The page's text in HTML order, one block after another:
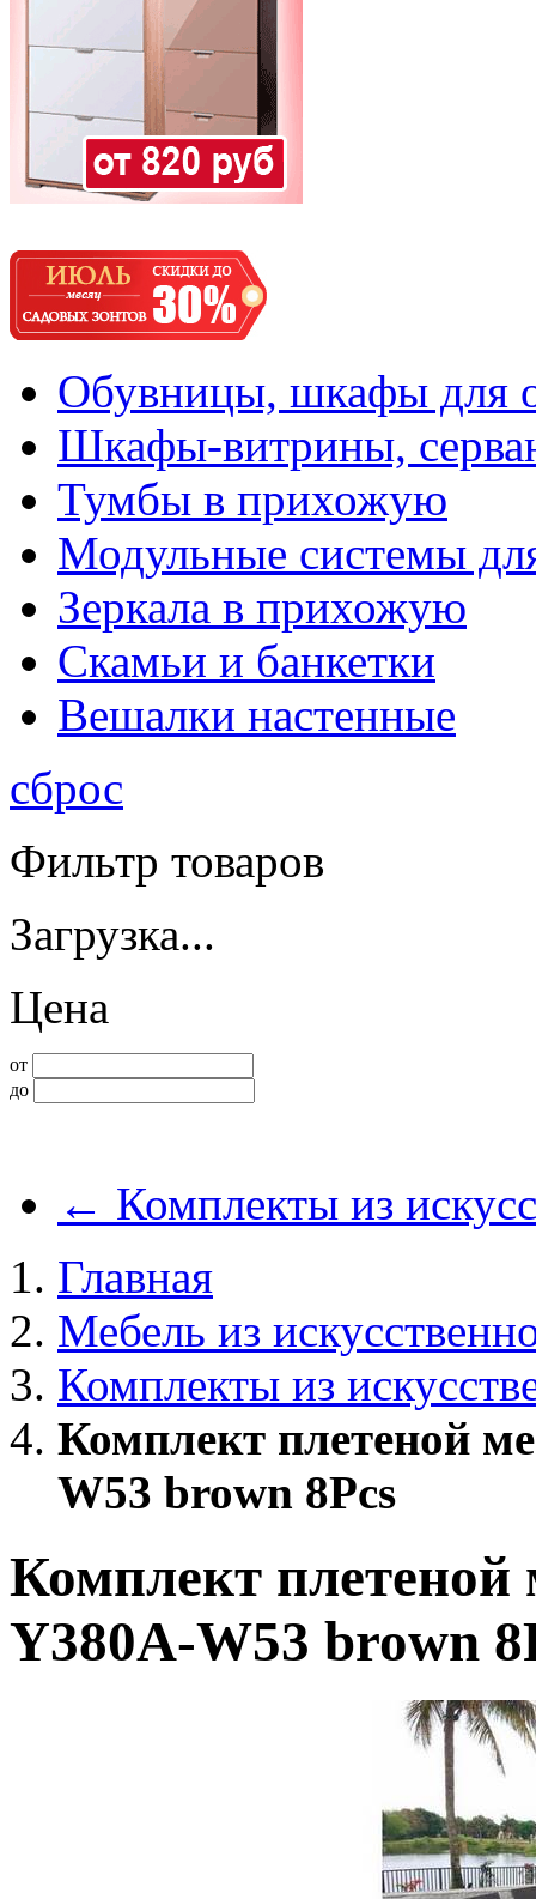
Обувницы, шкафы для
Шкафы-витрины,
Тумбы в прихожую
Модульные системы
Зеркала в прихожую
Скамьи и банкетки
Вешалки настенные
сброс
Фильтр товаров
Загрузка...
Цена
от
до
← Комплекты из
Главная
Мебель из
Комплекты из
Комплект плетеной
W53 brown 8Pcs
Комплект
Y380A-W53 brown